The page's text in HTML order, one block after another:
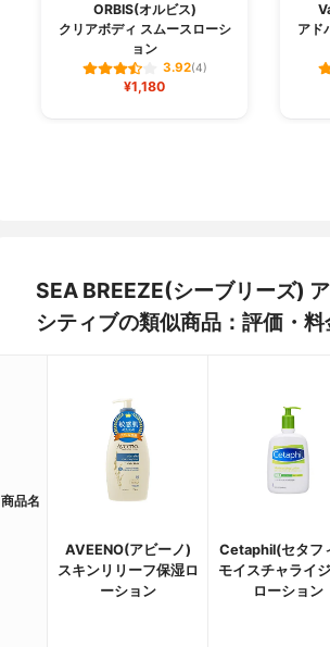
ORBIS(オルビス)
クリアボディ スムースローシ
ョン
3.92(4)
¥1,180
アド
SEA BREEZE(シーブリーズ)
シティブの類似商品：評価・
商品名
AVEENO(アビーノ)
スキンリリーフ保湿ロ
ーション
Cetaphil(セタフ
モイスチャライ
ローション